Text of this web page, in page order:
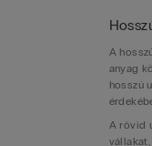
A
anyag
hosszú
A rövid